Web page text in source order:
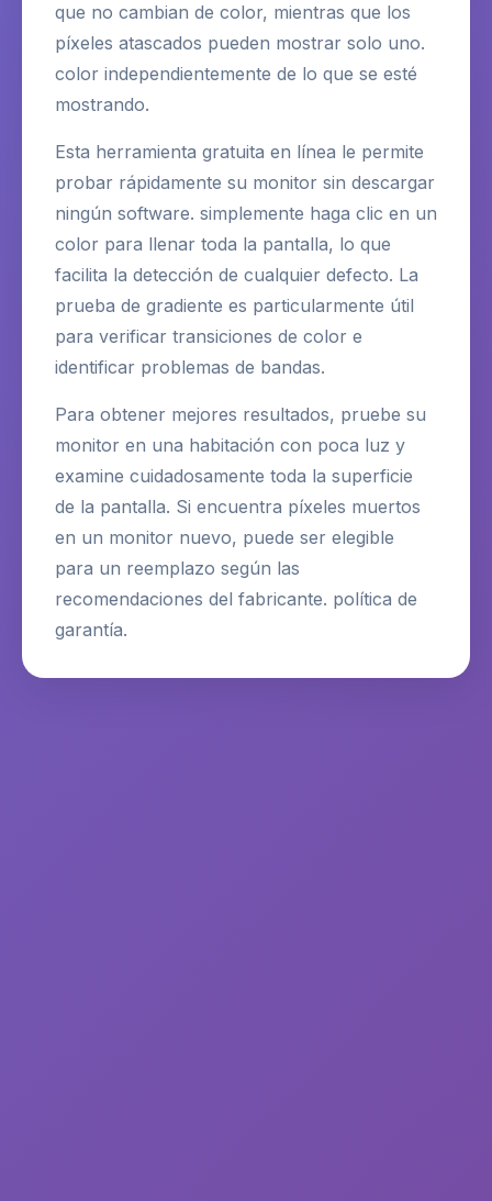
que no cambian de color, mientras que los
píxeles atascados pueden mostrar solo uno.
color independientemente de lo que se esté
mostrando.
Esta herramienta gratuita en línea le permite
probar rápidamente su monitor sin descargar
ningún software. simplemente haga clic en un
color para llenar toda la pantalla, lo que
facilita la detección de cualquier defecto. La
prueba de gradiente es particularmente útil
para verificar transiciones de color e
identificar problemas de bandas.
Para obtener mejores resultados, pruebe su
monitor en una habitación con poca luz y
examine cuidadosamente toda la superficie
de la pantalla. Si encuentra píxeles muertos
en un monitor nuevo, puede ser elegible
para un reemplazo según las
recomendaciones del fabricante. política de
garantía.